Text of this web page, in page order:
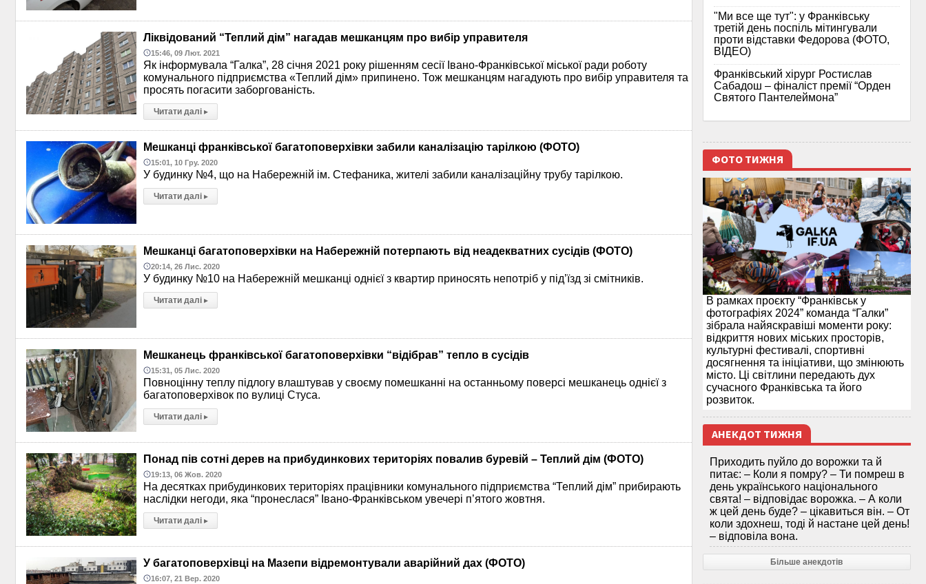
Ліквідований “Теплий дім” нагадав мешканцям про вибір управителя
15:46, 09 Лют. 2021
Як інформувала “Галка”, 28 січня 2021 року рішенням сесії Івано-Франківської міської ради роботу
комунального підприємства «Теплий дім» припинено. Тож мешканцям нагадують про вибір управителя та
просять погасити заборгованість.
Читати далі ▸
Мешканці франківської багатоповерхівки забили каналізацію тарілкою (ФОТО)
15:01, 10 Гру. 2020
У будинку №4, що на Набережній ім. Стефаника, жителі забили каналізаційну трубу тарілкою.
Читати далі ▸
Мешканці багатоповерхівки на Набережній потерпають від неадекватних сусідів (ФОТО)
20:14, 26 Лис. 2020
У будинку №10 на Набережній мешканці однієї з квартир приносять непотріб у під’їзд зі смітників.
Читати далі ▸
Мешканець франківської багатоповерхівки “відібрав” тепло в сусідів
15:31, 05 Лис. 2020
Повноцінну теплу підлогу влаштував у своєму помешканні на останньому поверсі мешканець однієї з
багатоповерхівок по вулиці Стуса.
Читати далі ▸
Понад пів сотні дерев на прибудинкових територіях повалив буревій – Теплий дім (ФОТО)
19:13, 06 Жов. 2020
На десятках прибудинкових територіях працівники комунального підприємства “Теплий дім” прибирають
наслідки негоди, яка “пронеслася” Івано-Франківськом увечері п’ятого жовтня.
Читати далі ▸
У багатоповерхівці на Мазепи відремонтували аварійний дах (ФОТО)
16:07, 21 Вер. 2020
"Ми все ще тут": у Франківську
третій день поспіль мітингували
проти відставки Федорова (ФОТО,
ВІДЕО)
Франківський хірург Ростислав
Сабадош – фіналіст премії “Орден
Святого Пантелеймона”
ФОТО ТИЖНЯ
В рамках проєкту “Франківськ у
фотографіях 2024” команда “Галки”
зібрала найяскравіші моменти року:
відкриття нових міських просторів,
культурні фестивалі, спортивні
досягнення та ініціативи, що змінюють
місто. Ці світлини передають дух
сучасного Франківська та його
розвиток.
АНЕКДОТ ТИЖНЯ
Приходить пуйло до ворожки та й
питає: – Коли я помру? – Ти помреш в
день українського національного
свята! – відповідає ворожка. – А коли
ж цей день буде? – цікавиться він. – От
коли здохнеш, тоді й настане цей день!
– відповіла вона.
Більше анекдотів